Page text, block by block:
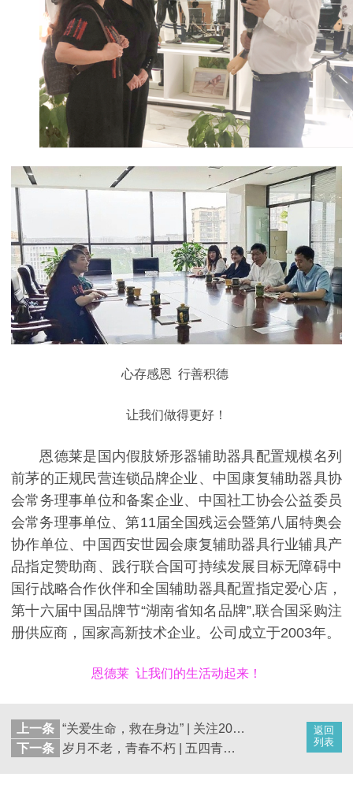
心存感恩 行善积德
让我们做得更好！
恩德莱是国内假肢矫形器辅助器具配置规模名列
前茅的正规民营连锁品牌企业、中国康复辅助器具协
会常务理事单位和备案企业、中国社工协会公益委员
会常务理事单位、第11届全国残运会暨第八届特奥会
协作单位、中国西安世园会康复辅助器具行业辅具产
品指定赞助商、践行联合国可持续发展目标无障碍中
国行战略合作伙伴和全国辅助器具配置指定爱心店，
第十六届中国品牌节“湖南省知名品牌”,联合国采购注
册供应商，国家高新技术企业。公司成立于2003年。
恩德莱 让我们的生活动起来！
返回
列表
上一条
“关爱生命，救在身边” | 关注2021年5月8日第74个世界红十字日
下一条
岁月不老，青春不朽 | 五四青年节快乐！